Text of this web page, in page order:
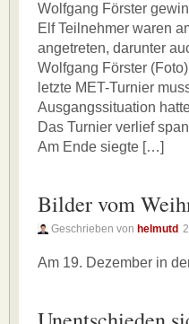
Wolfgang Förster
Elf Teilnehmer waren
angetreten, darunter
Wolfgang Förster
letzte MET-Turnier
Ausgangssituation
Das Turnier verlief
Am Ende siegte […]
Bilder vom
Geschrieben von helmutd
Am 19. Dezember in